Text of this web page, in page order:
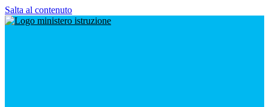
Salta al contenuto